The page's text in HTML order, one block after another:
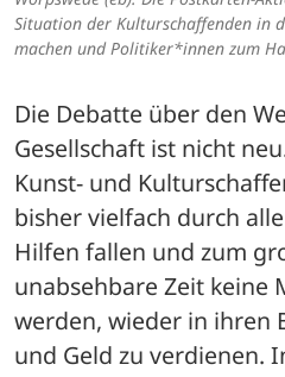
Situation der Kulturschaffenden in
machen und Politiker*innen zum
Die Debatte über den
Gesellschaft ist nicht
Kunst- und
bisher vielfach durch
Hilfen fallen und zum
unabsehbare Zeit keine
werden, wieder in ihren
und Geld zu verdienen.